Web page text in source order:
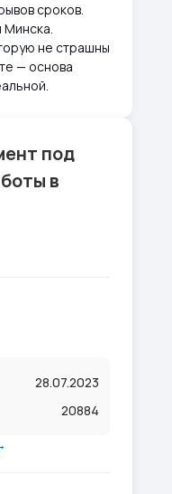
сроков.
Минска.
не страшны
— основа
под
в
28.07.2023
20884